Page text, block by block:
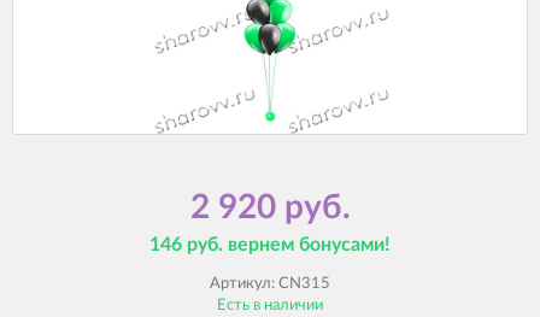
2 920 руб.
146 руб. вернем бонусами!
Артикул: CN315
Есть в наличии